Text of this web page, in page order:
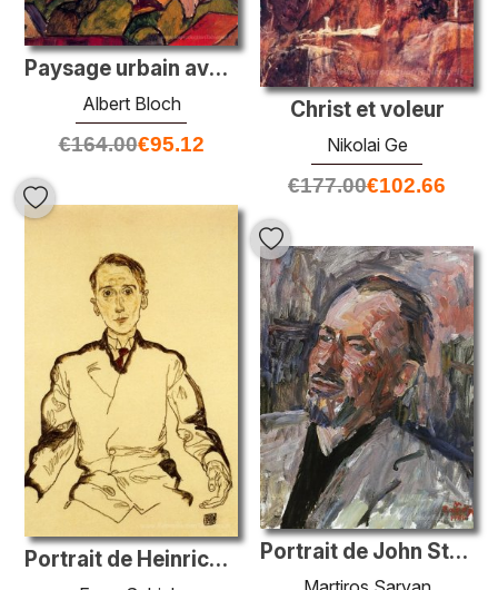
Paysage urbain avec tour
Albert Bloch
€164.00€95.12
Christ et voleur
Nikolai Ge
€177.00€102.66
Portrait de Heinrich Rieger Portrait de John Steinbeck